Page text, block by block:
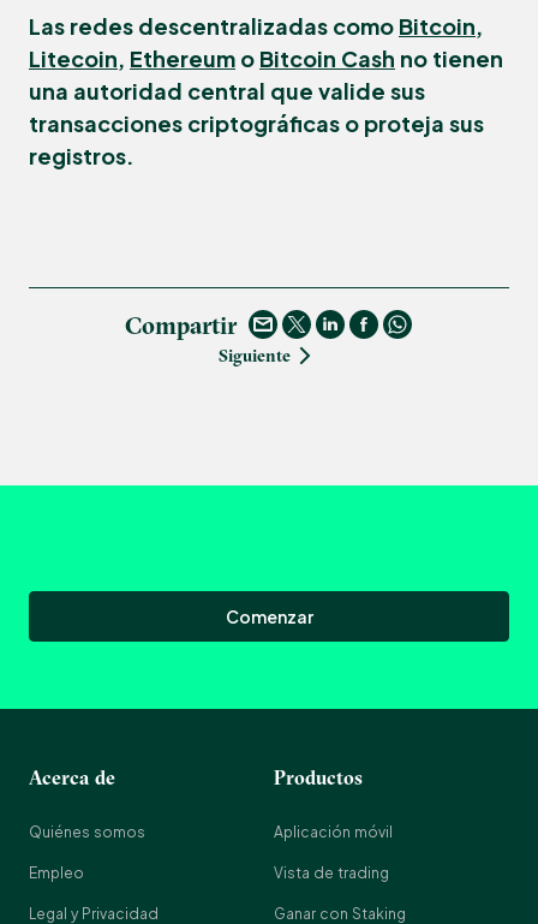
Las redes descentralizadas como Bitcoin,
Litecoin, Ethereum o Bitcoin Cash no tienen
una autoridad central que valide sus
transacciones criptográficas o proteja sus
registros.
Compartir
Siguiente
Comenzar
Acerca de
Quiénes somos
Empleo
Legal y Privacidad
Productos
Aplicación móvil
Vista de trading
Ganar con Staking